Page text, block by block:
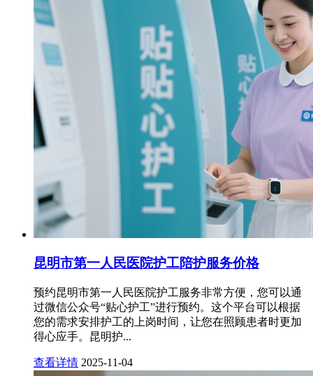
昆明市第一人民医院护工陪护服务价格
预约昆明市第一人民医院护工服务非常方便，您可以通
过微信公众号“贴心护工”进行预约。这个平台可以根据
您的需求安排护工的上岗时间，让您在照顾患者时更加
得心应手。昆明护...
查看详情 2025-11-04